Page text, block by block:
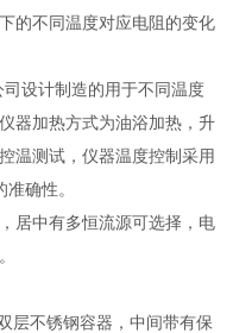
的不同温度对应电阻的变化
司设计制造的用于不同温度
器加热方式为油浴加热，升
温测试，仪器温度控制采用
确性。
居中有多恒流源可选择，电
层不锈钢容器，中间带有保